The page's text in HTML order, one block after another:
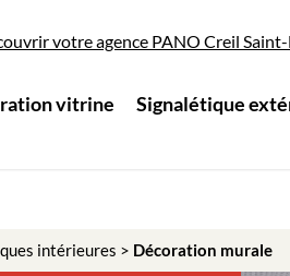
vitrine Signalétique
votre agence PANO Creil
intérieures > Décoration murale